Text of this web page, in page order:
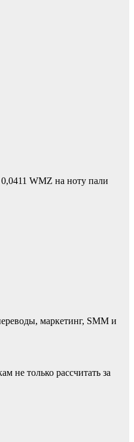
WMZ на ноту пали
маркетинг, SMM и
не только рассчитать за